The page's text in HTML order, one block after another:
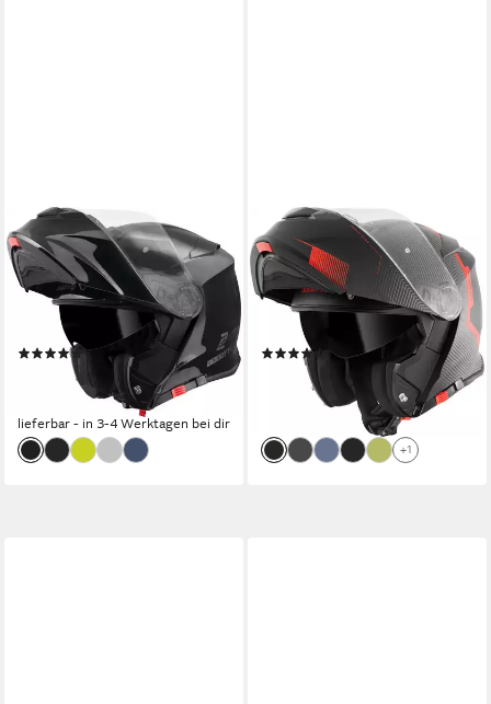
BOGOTTO
Motorradhelm H271
Klapphelm, vorbereitet für
Kommunikationssystem,geeignet
für Brillenträger,v
(9)
99,99 €
lieferbar - in 3-4 Werktagen bei dir
BOGOTTO
Motorradhelm H271 Wayke
Klapphelm, vorbereitet für
Kommunikationssystem,geeignet
für Brillenträger,v
(11)
105,49 € 209,95 €
lieferbar - in 3-4 Werktagen bei dir
+1